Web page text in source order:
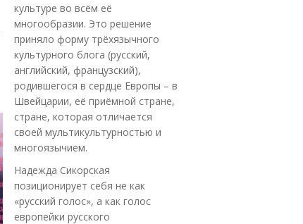
культуре во всём её
многообразии. Это решение
приняло форму трёхязычного
культурного блога (русский,
английский, французский),
родившегося в сердце Европы – в
Швейцарии, её приёмной стране,
стране, которая отличается
своей мультикультурностью и
многоязычием.
Надежда Сикорская
позиционирует себя не как
«русский голос», а как голос
европейки русского